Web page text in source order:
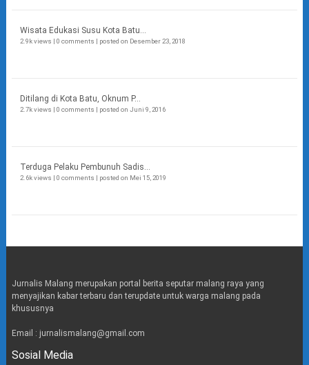
Wisata Edukasi Susu Kota Batu...
2.9k views 0 comments posted on Desember 23, 2018
Ditilang di Kota Batu, Oknum P...
2.7k views 0 comments posted on Juni 9, 2016
Terduga Pelaku Pembunuh Sadis...
2.6k views 0 comments posted on Mei 15, 2019
Jurnalis Malang merupakan portal berita seputar malang raya yang
menyajikan kabar terbaru dan terupdate untuk warga malang pada
khususnya
Email : jurnalismalang@gmail.com
Sosial Media